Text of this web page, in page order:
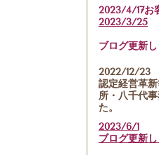
2023/4/17お
2023/3/25
ブログ更新し
2022/12/23
認定経営革
所・八千代
た。
2023/6/1
ブログ更新し